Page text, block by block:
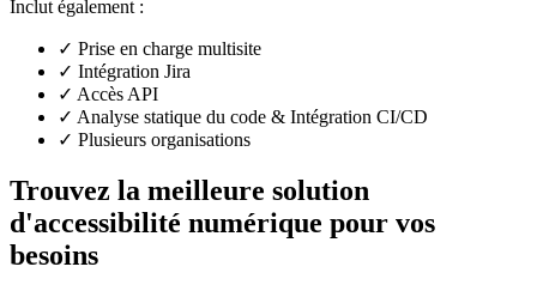
Inclut également :
✓ Prise en charge multisite
✓ Intégration Jira
✓ Accès API
✓ Analyse statique du code & Intégration CI/CD
✓ Plusieurs organisations
Trouvez la meilleure solution
d'accessibilité numérique pour vos
besoins